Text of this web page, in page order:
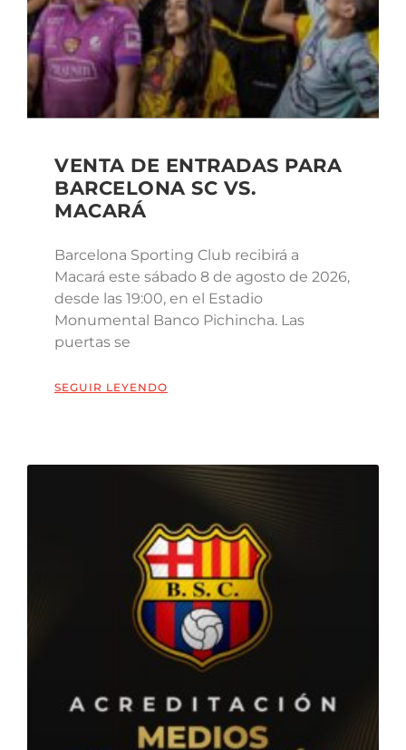
VENTA DE ENTRADAS PARA
BARCELONA SC VS.
MACARÁ
Barcelona Sporting Club recibirá a
Macará este sábado 8 de agosto de 2026,
desde las 19:00, en el Estadio
Monumental Banco Pichincha. Las
puertas se
SEGUIR LEYENDO